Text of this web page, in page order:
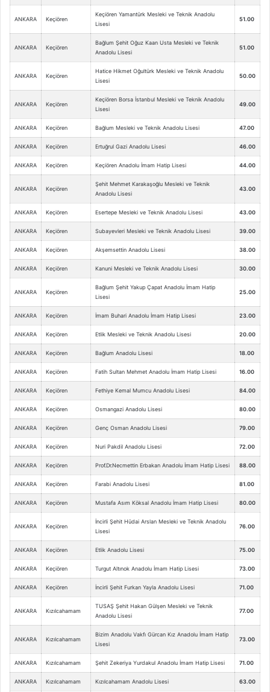
ANKARA Keçiören
Keçiören Yamantürk Mesleki ve Teknik Anadolu
Lisesi
51.00
ANKARA Keçiören
Bağlum Şehit Oğuz Kaan Usta Mesleki ve Teknik
Anadolu Lisesi
51.00
ANKARA Keçiören
Hatice Hikmet Oğultürk Mesleki ve Teknik Anadolu
Lisesi
50.00
ANKARA Keçiören
Keçiören Borsa İstanbul Mesleki ve Teknik Anadolu
Lisesi
49.00
ANKARA Keçiören Bağlum Mesleki ve Teknik Anadolu Lisesi 47.00
ANKARA Keçiören Ertuğrul Gazi Anadolu Lisesi 46.00
ANKARA Keçiören Keçiören Anadolu İmam Hatip Lisesi 44.00
ANKARA Keçiören
Şehit Mehmet Karakaşoğlu Mesleki ve Teknik
Anadolu Lisesi
43.00
ANKARA Keçiören Esertepe Mesleki ve Teknik Anadolu Lisesi 43.00
ANKARA Keçiören Subayevleri Mesleki ve Teknik Anadolu Lisesi 39.00
ANKARA Keçiören Akşemsettin Anadolu Lisesi 38.00
ANKARA Keçiören Kanuni Mesleki ve Teknik Anadolu Lisesi 30.00
ANKARA Keçiören
Bağlum Şehit Yakup Çapat Anadolu İmam Hatip
Lisesi
25.00
ANKARA Keçiören İmam Buhari Anadolu İmam Hatip Lisesi 23.00
ANKARA Keçiören Etlik Mesleki ve Teknik Anadolu Lisesi 20.00
ANKARA Keçiören Bağlum Anadolu Lisesi 18.00
ANKARA Keçiören Fatih Sultan Mehmet Anadolu İmam Hatip Lisesi 16.00
ANKARA Keçiören Fethiye Kemal Mumcu Anadolu Lisesi 84.00
ANKARA Keçiören Osmangazi Anadolu Lisesi 80.00
ANKARA Keçiören Genç Osman Anadolu Lisesi 79.00
ANKARA Keçiören Nuri Pakdil Anadolu Lisesi 72.00
ANKARA Keçiören Prof.Dr.Necmettin Erbakan Anadolu İmam Hatip Lisesi 88.00
ANKARA Keçiören Farabi Anadolu Lisesi 81.00
ANKARA Keçiören Mustafa Asım Köksal Anadolu İmam Hatip Lisesi 80.00
ANKARA Keçiören
İncirli Şehit Hüdai Arslan Mesleki ve Teknik Anadolu
Lisesi
76.00
ANKARA Keçiören Etlik Anadolu Lisesi 75.00
ANKARA Keçiören Turgut Altınok Anadolu İmam Hatip Lisesi 73.00
ANKARA Keçiören İncirli Şehit Furkan Yayla Anadolu Lisesi 71.00
ANKARA Kızılcahamam
TUSAŞ Şehit Hakan Gülşen Mesleki ve Teknik
Anadolu Lisesi
77.00
ANKARA Kızılcahamam
Bizim Anadolu Vakfı Gürcan Kız Anadolu İmam Hatip
Lisesi
73.00
ANKARA Kızılcahamam Şehit Zekeriya Yurdakul Anadolu İmam Hatip Lisesi 71.00
ANKARA Kızılcahamam Kızılcahamam Anadolu Lisesi 63.00